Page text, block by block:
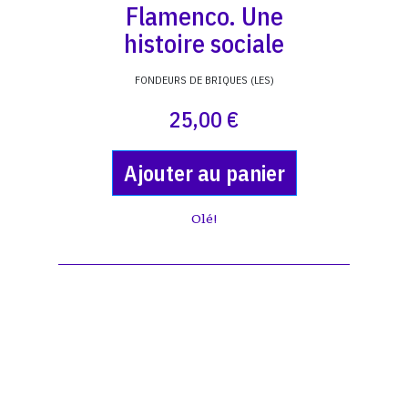
Flamenco. Une
histoire sociale
FONDEURS DE BRIQUES (LES)
25,00 €
Ajouter au panier
Olé!